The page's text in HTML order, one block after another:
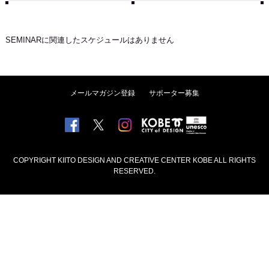
SEMINARに関連したスケジュールはありません
メールマガジン登録 サポーター募集
COPYRIGHT KIITO DESIGN AND CREATIVE CENTER KOBE ALL RIGHTS
RESERVED.